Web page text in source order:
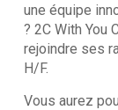
une équipe
? 2C With You
rejoindre ses
H/F.
Vous aurez